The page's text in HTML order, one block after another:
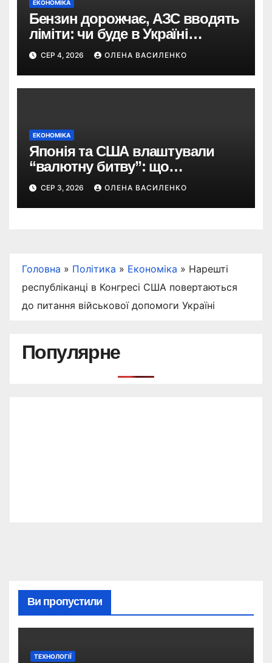
ЕКОНОМІКА
Бензин дорожчає, АЗС вводять
ліміти: чи буде в Україні
дефіцит пального
СЕР 4, 2026 ОЛЕНА ВАСИЛЕНКО
ЕКОНОМІКА
Японія та США влаштували
“валютну битву”: що
відбувається з єною
СЕР 3, 2026 ОЛЕНА ВАСИЛЕНКО
Головна » Політика » Економіка » Нарешті
республіканці в Конгресі США повертаються
до питання військової допомоги Україні
Популярне
Ви пропустили
ТЕХНОЛОГІЇ